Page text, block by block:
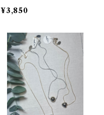
ト/ブラック
¥3,850